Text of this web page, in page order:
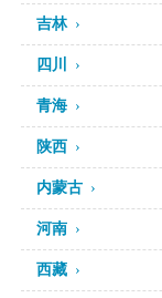
吉林
四川
青海
陕西
内蒙古
河南
西藏